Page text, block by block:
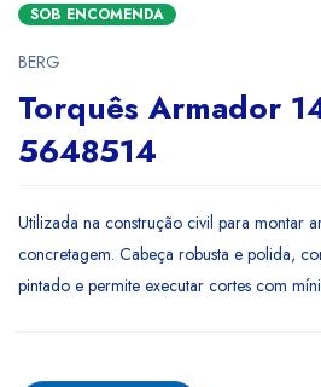
SOB ENCOMENDA
BERG
Torquês Armador
5648514
Utilizada na construção civil para montar
concretagem. Cabeça robusta e polida,
pintado e permite executar cortes com